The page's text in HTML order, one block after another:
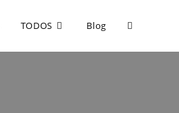
TODOS Blog